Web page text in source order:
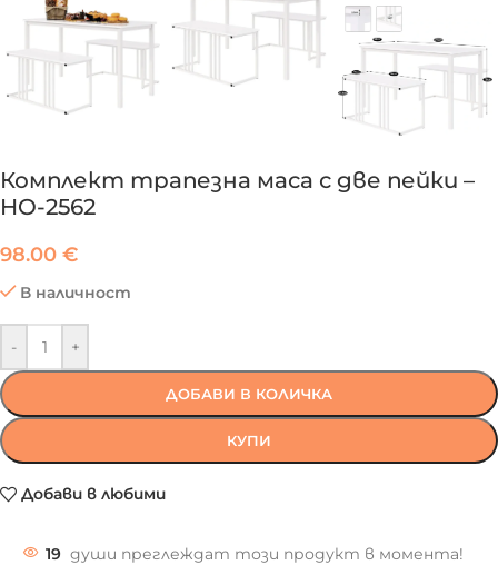
Комплект трапезна маса с две пейки –
HO-2562
98.00 €
В наличност
- +
ДОБАВИ В КОЛИЧКА
КУПИ
Добави в любими
19 души преглеждат този продукт в момента!